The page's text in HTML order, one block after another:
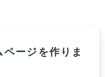
ージを作りま